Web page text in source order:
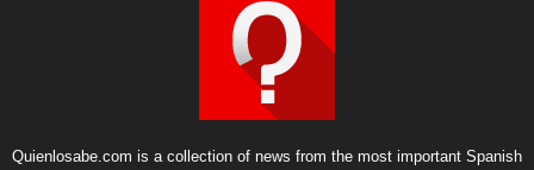
Quienlosabe.com is a collection of news from the most important Spanish